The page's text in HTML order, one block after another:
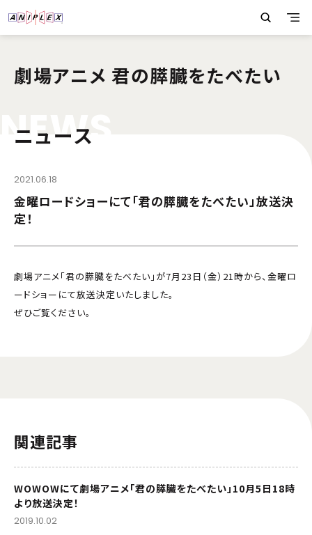
劇場アニメ 君の膵臓をたべたい
NEWS
ニュース
2021.06.18
金曜ロードショーにて「君の膵臓をたべたい」放送決
定！
劇場アニメ「君の膵臓をたべたい」が7月23日（金）21時から、金曜ロ
ードショーにて放送決定いたしました。
ぜひご覧ください。
関連記事
WOWOWにて劇場アニメ「君の膵臓をたべたい」10月5日18時
より放送決定！
2019.10.02